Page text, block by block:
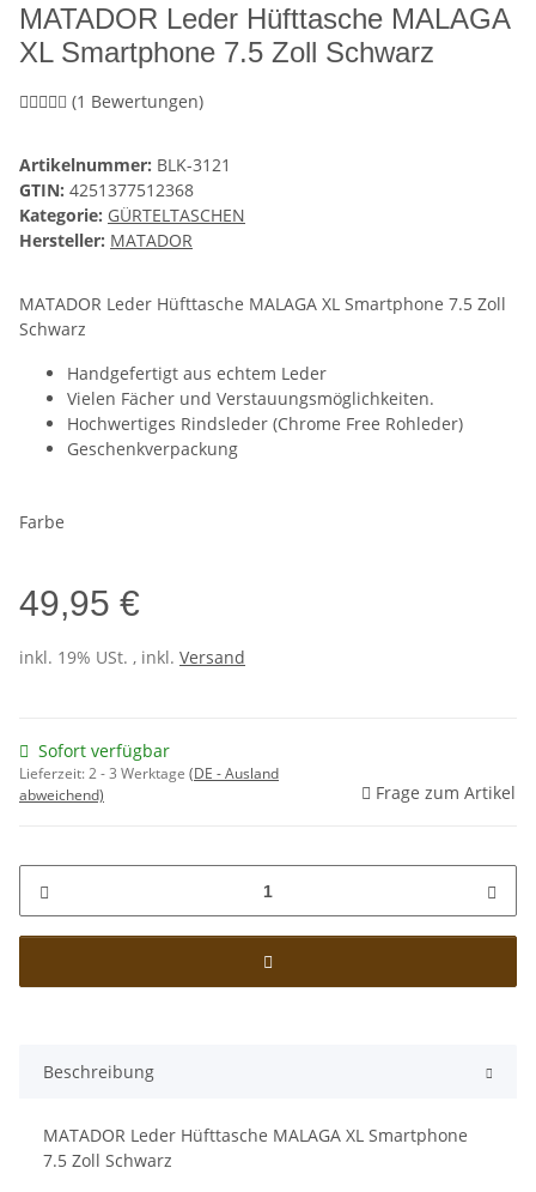
MATADOR Leder Hüfttasche MALAGA
XL Smartphone 7.5 Zoll Schwarz
(1 Bewertungen)
Artikelnummer: BLK-3121
GTIN: 4251377512368
Kategorie: GÜRTELTASCHEN
Hersteller: MATADOR
MATADOR Leder Hüfttasche MALAGA XL Smartphone 7.5 Zoll
Schwarz
Handgefertigt aus echtem Leder
Vielen Fächer und Verstauungsmöglichkeiten.
Hochwertiges Rindsleder (Chrome Free Rohleder)
Geschenkverpackung
Farbe
49,95 €
inkl. 19% USt. , inkl. Versand
Sofort verfügbar
Lieferzeit:2 - 3 Werktage (DE - Ausland
abweichend)
Frage zum Artikel
Beschreibung
MATADOR Leder Hüfttasche MALAGA XL Smartphone
7.5 Zoll Schwarz